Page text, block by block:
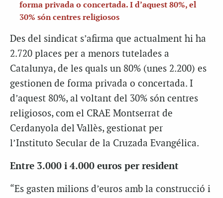
forma privada o concertada. I d’aquest 80%, el
30% són centres religiosos
Des del sindicat s’afirma que actualment hi ha
2.720 places per a menors tutelades a
Catalunya, de les quals un 80% (unes 2.200) es
gestionen de forma privada o concertada. I
d’aquest 80%, al voltant del 30% són centres
religiosos, com el CRAE Montserrat de
Cerdanyola del Vallès, gestionat per
l’Instituto Secular de la Cruzada Evangélica.
Entre 3.000 i 4.000 euros per resident
“Es gasten milions d’euros amb la construcció i